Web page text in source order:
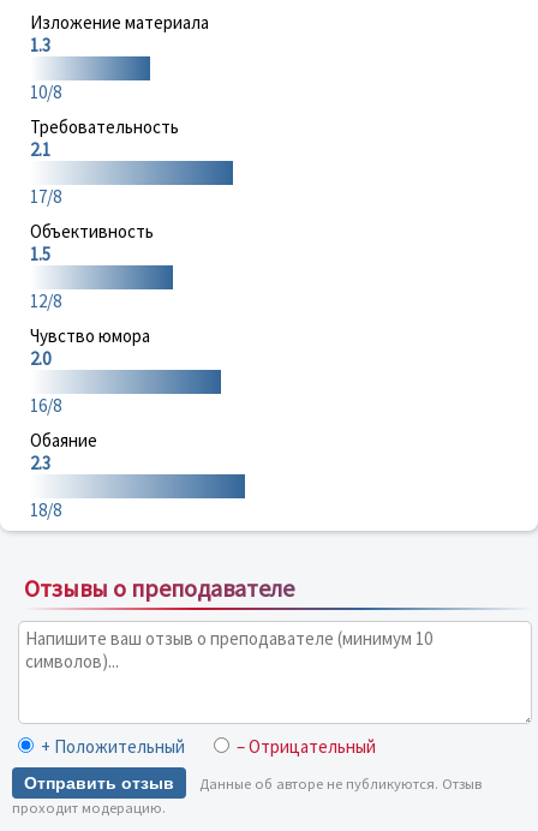
Изложение материала
1.3
10/8
Требовательность
2.1
17/8
Объективность
1.5
12/8
Чувство юмора
2.0
16/8
Обаяние
2.3
18/8
Отзывы о преподавателе
+ Положительный – Отрицательный
Отправить отзыв
Данные об авторе не публикуются. Отзыв
проходит модерацию.